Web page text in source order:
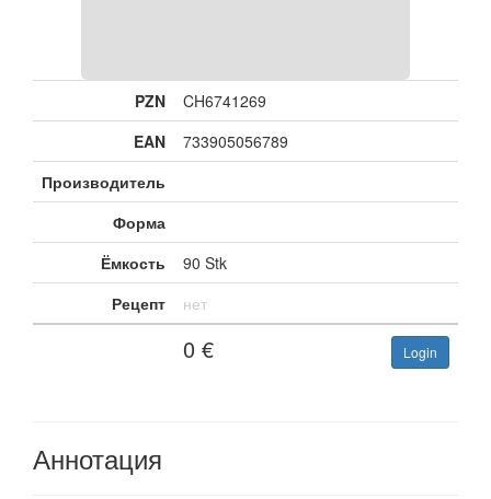
PZN
CH6741269
EAN
733905056789
Производитель
Форма
Ёмкость
90 Stk
Рецепт
нет
0 € Login
Аннотация